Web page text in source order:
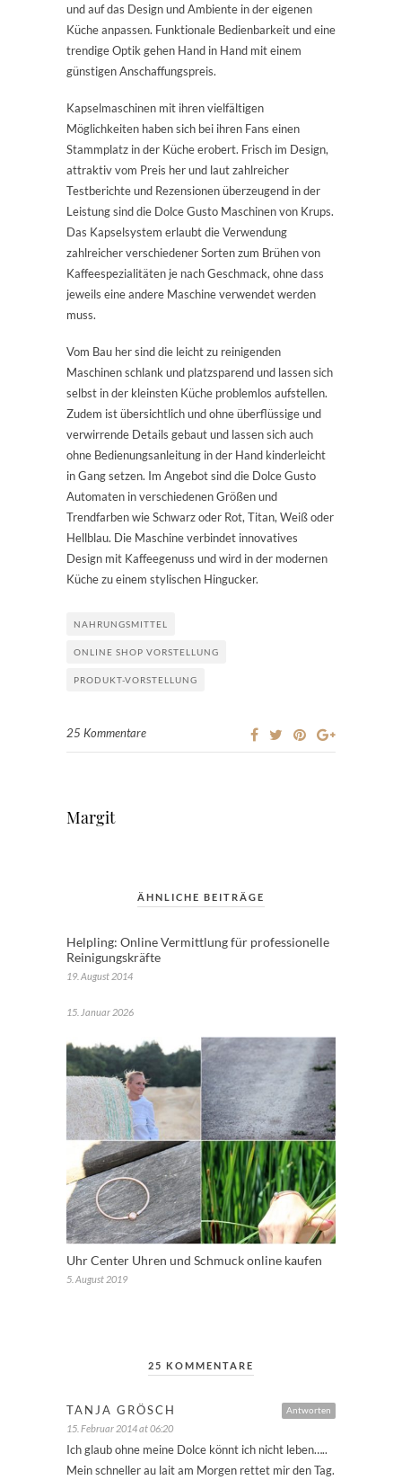
und auf das Design und Ambiente in der eigenen
Küche anpassen. Funktionale Bedienbarkeit und eine
trendige Optik gehen Hand in Hand mit einem
günstigen Anschaffungspreis.
Kapselmaschinen mit ihren vielfältigen
Möglichkeiten haben sich bei ihren Fans einen
Stammplatz in der Küche erobert. Frisch im Design,
attraktiv vom Preis her und laut zahlreicher
Testberichte und Rezensionen überzeugend in der
Leistung sind die Dolce Gusto Maschinen von Krups.
Das Kapselsystem erlaubt die Verwendung
zahlreicher verschiedener Sorten zum Brühen von
Kaffeespezialitäten je nach Geschmack, ohne dass
jeweils eine andere Maschine verwendet werden
muss.
Vom Bau her sind die leicht zu reinigenden
Maschinen schlank und platzsparend und lassen sich
selbst in der kleinsten Küche problemlos aufstellen.
Zudem ist übersichtlich und ohne überflüssige und
verwirrende Details gebaut und lassen sich auch
ohne Bedienungsanleitung in der Hand kinderleicht
in Gang setzen. Im Angebot sind die Dolce Gusto
Automaten in verschiedenen Größen und
Trendfarben wie Schwarz oder Rot, Titan, Weiß oder
Hellblau. Die Maschine verbindet innovatives
Design mit Kaffeegenuss und wird in der modernen
Küche zu einem stylischen Hingucker.
NAHRUNGSMITTEL
ONLINE SHOP VORSTELLUNG
PRODUKT-VORSTELLUNG
25 Kommentare
Margit
ÄHNLICHE BEITRÄGE
Helpling: Online Vermittlung für professionelle
Reinigungskräfte
19. August 2014
15. Januar 2026
Uhr Center Uhren und Schmuck online kaufen
5. August 2019
25 KOMMENTARE
Antworten
TANJA GRÖSCH
15. Februar 2014 at 06:20
Ich glaub ohne meine Dolce könnt ich nicht leben…..
Mein schneller au lait am Morgen rettet mir den Tag.